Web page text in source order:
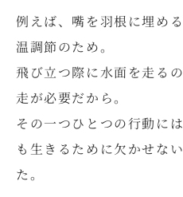
例えば、嘴を羽根に埋め
温調節のため。
飛び立つ際に水面を走る
走が必要だから。
その一つひとつの行動に
も生きるために欠かせな
た。